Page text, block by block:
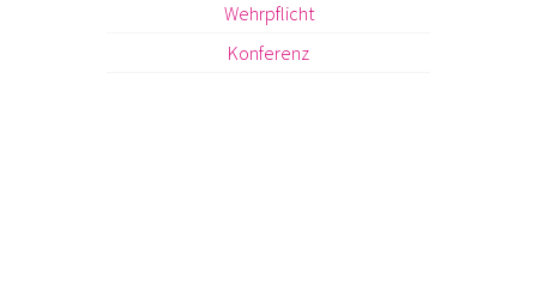
Wehrpflicht
Konferenz